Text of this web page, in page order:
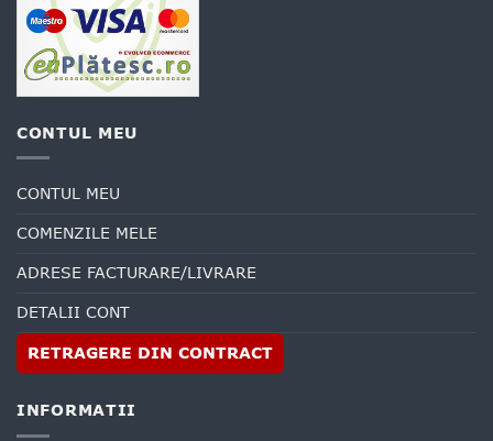
CONTUL MEU
CONTUL MEU
COMENZILE MELE
ADRESE FACTURARE/LIVRARE
DETALII CONT
RETRAGERE DIN CONTRACT
INFORMATII